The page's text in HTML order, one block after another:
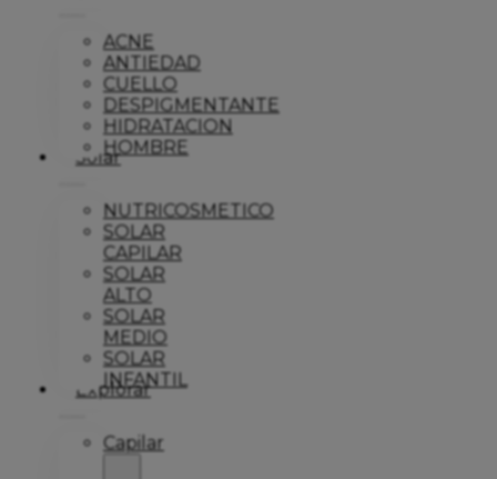
ACNE
ANTIEDAD
CUELLO
DESPIGMENTANTE
HIDRATACION
HOMBRE
Solar
NUTRICOSMETICO
SOLAR
CAPILAR
SOLAR
ALTO
SOLAR
MEDIO
SOLAR
INFANTIL
Explorar
Capilar